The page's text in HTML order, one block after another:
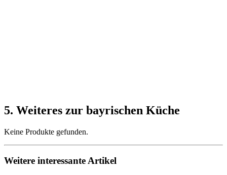
5. Weiteres zur bayrischen Küche
Keine Produkte gefunden.
Weitere interessante Artikel